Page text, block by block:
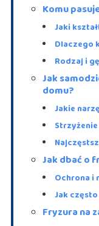
Komu
Jaki
Dlaczego
Rodzaj i
Jak
domu?
Jakie
Jak dbać o
Ochrona i
Jak
Fryzura na